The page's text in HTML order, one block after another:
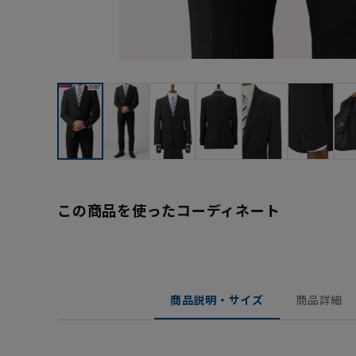
この商品を使ったコーディネート
商品説明・サイズ 商品詳細